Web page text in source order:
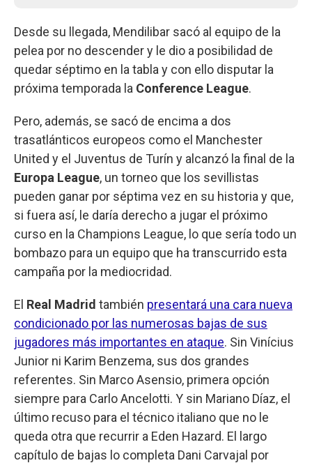
Desde su llegada, Mendilibar sacó al equipo de la
pelea por no descender y le dio a posibilidad de
quedar séptimo en la tabla y con ello disputar la
próxima temporada la Conference League.
Pero, además, se sacó de encima a dos
trasatlánticos europeos como el Manchester
United y el Juventus de Turín y alcanzó la final de la
Europa League, un torneo que los sevillistas
pueden ganar por séptima vez en su historia y que,
si fuera así, le daría derecho a jugar el próximo
curso en la Champions League, lo que sería todo un
bombazo para un equipo que ha transcurrido esta
campaña por la mediocridad.
El Real Madrid también presentará una cara nueva
condicionado por las numerosas bajas de sus
jugadores más importantes en ataque. Sin Vinícius
Junior ni Karim Benzema, sus dos grandes
referentes. Sin Marco Asensio, primera opción
siempre para Carlo Ancelotti. Y sin Mariano Díaz, el
último recuso para el técnico italiano que no le
queda otra que recurrir a Eden Hazard. El largo
capítulo de bajas lo completa Dani Carvajal por